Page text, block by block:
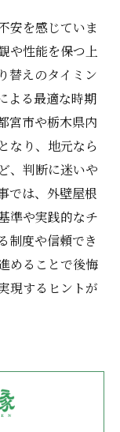
安を感じていま
や性能を保つ上
替えのタイミン
よる最適な時期
宮市や栃木県内
なり、地元なら
、判断に迷いや
では、外壁屋根
準や実践的なチ
制度や信頼でき
めることで後悔
現するヒントが